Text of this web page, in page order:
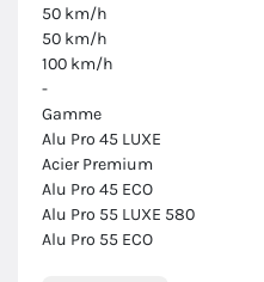
50 km/h
50 km/h
100 km/h
-
Gamme
Alu Pro 45 LUXE
Acier Premium
Alu Pro 45 ECO
Alu Pro 55 LUXE 580
Alu Pro 55 ECO